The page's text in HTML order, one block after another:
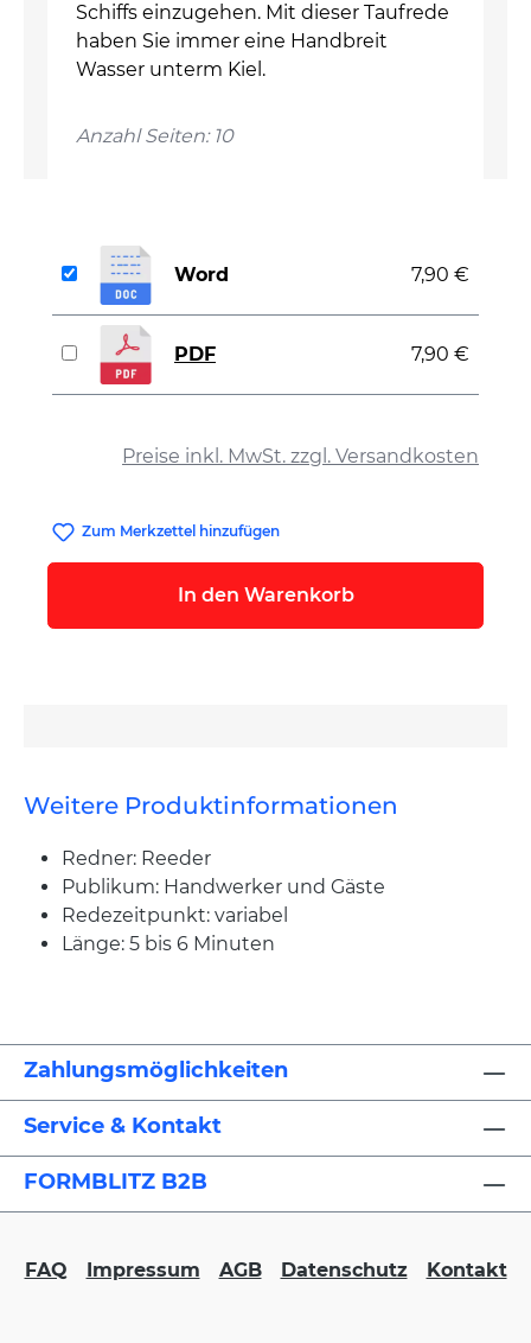
Schiffs einzugehen. Mit dieser Taufrede
haben Sie immer eine Handbreit
Wasser unterm Kiel.
Anzahl Seiten: 10
Preise inkl. MwSt. zzgl. Versandkosten
Word 7,90 €
PDF 7,90 €
Zum Merkzettel hinzufügen
In den Warenkorb
Weitere Produktinformationen
Redner: Reeder
Publikum: Handwerker und Gäste
Redezeitpunkt: variabel
Länge: 5 bis 6 Minuten
Zahlungsmöglichkeiten
Service & Kontakt
FORMBLITZ B2B
FAQ Impressum AGB Datenschutz Kontakt